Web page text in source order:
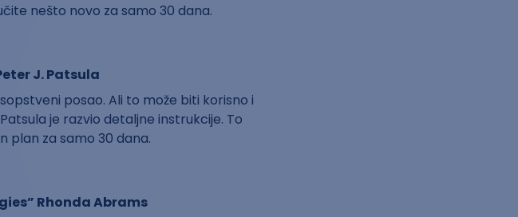
nešto novo za samo 30 dana.
J. Patsula
posao. Ali to može biti korisno i
je razvio detaljne instrukcije. To
plan za samo 30 dana.
Rhonda Abrams